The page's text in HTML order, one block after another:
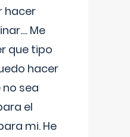
hacer
Me
que tipo
hacer
no sea
el
mi. He